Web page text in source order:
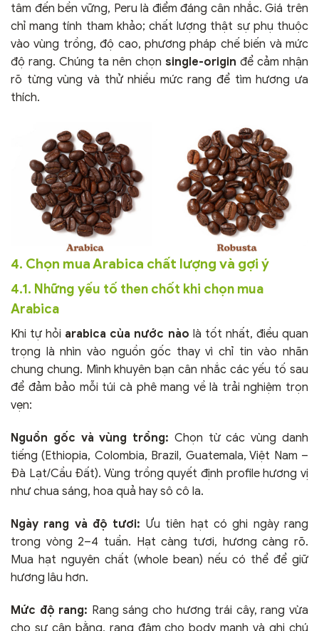
tâm đến bền vững, Peru là điểm đáng cân nhắc. Giá trên
chỉ mang tính tham khảo; chất lượng thật sự phụ thuộc
vào vùng trồng, độ cao, phương pháp chế biến và mức
độ rang. Chúng ta nên chọn single-origin để cảm nhận
rõ từng vùng và thử nhiều mức rang để tìm hương ưa
thích.
4. Chọn mua Arabica chất lượng và gợi ý
4.1. Những yếu tố then chốt khi chọn mua
Arabica
Khi tự hỏi arabica của nước nào là tốt nhất, điều quan
trọng là nhìn vào nguồn gốc thay vì chỉ tin vào nhãn
chung chung. Mình khuyên bạn cân nhắc các yếu tố sau
để đảm bảo mỗi túi cà phê mang về là trải nghiệm trọn
vẹn:
Nguồn gốc và vùng trồng: Chọn từ các vùng danh
tiếng (Ethiopia, Colombia, Brazil, Guatemala, Việt Nam –
Đà Lạt/Cầu Đất). Vùng trồng quyết định profile hương vị
như chua sáng, hoa quả hay sô cô la.
Ngày rang và độ tươi: Ưu tiên hạt có ghi ngày rang
trong vòng 2–4 tuần. Hạt càng tươi, hương càng rõ.
Mua hạt nguyên chất (whole bean) nếu có thể để giữ
hương lâu hơn.
Mức độ rang: Rang sáng cho hương trái cây, rang vừa
cho sự cân bằng, rang đậm cho body mạnh và ghi chú